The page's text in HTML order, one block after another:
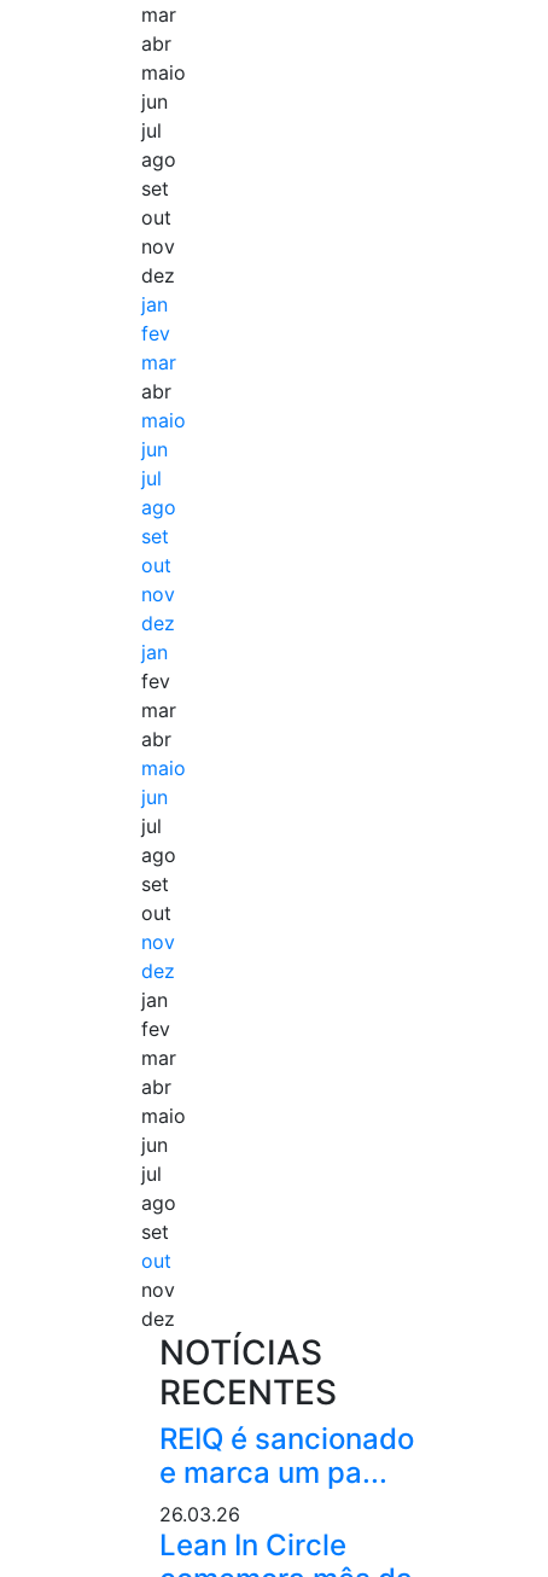
mar
abr
maio
jun
jul
ago
set
out
nov
dez
jan
fev
mar
abr
maio
jun
jul
ago
set
out
nov
dez
jan
fev
mar
abr
maio
jun
jul
ago
set
out
nov
dez
jan
fev
mar
abr
maio
jun
jul
ago
set
out
nov
dez
NOTÍCIAS
RECENTES
REIQ é sancionado
e marca um pa...
26.03.26
Lean In Circle